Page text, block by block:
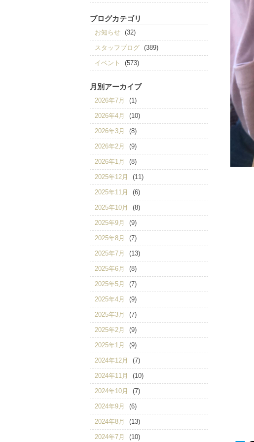
ブログカテゴリ
お知らせ (32)
スタッフブログ (389)
イベント (573)
月別アーカイブ
2026年7月 (1)
2026年4月 (10)
2026年3月 (8)
2026年2月 (9)
2026年1月 (8)
2025年12月 (11)
2025年11月 (6)
2025年10月 (8)
2025年9月 (9)
2025年8月 (7)
2025年7月 (13)
2025年6月 (8)
2025年5月 (7)
2025年4月 (9)
2025年3月 (7)
2025年2月 (9)
2025年1月 (9)
2024年12月 (7)
2024年11月 (10)
2024年10月 (7)
2024年9月 (6)
2024年8月 (13)
2024年7月 (10)